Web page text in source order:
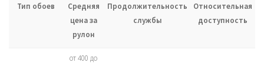
Тип обоев
Средняя
цена за
рулон
Продолжительность
службы
Относительная
доступность
от 400 до